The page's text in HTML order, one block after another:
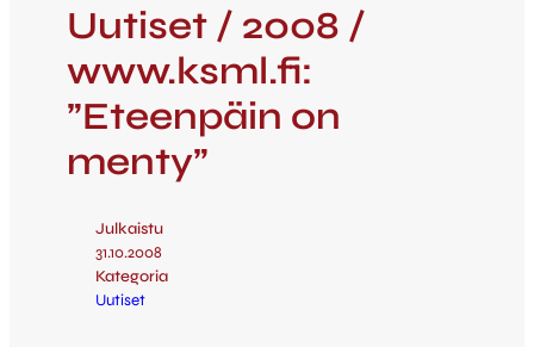
Uutiset / 2008 /
www.ksml.fi:
”Eteenpäin on
menty”
Julkaistu
31.10.2008
Kategoria
Uutiset